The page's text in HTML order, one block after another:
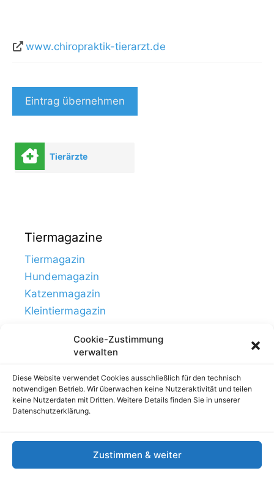
Cookie-Zustimmung
verwalten
Diese Website verwendet Cookies ausschließlich für den technisch
notwendigen Betrieb. Wir überwachen keine Nutzeraktivität und teilen
keine Nutzerdaten mit Dritten. Weitere Details finden Sie in unserer
Datenschutzerklärung.
Zustimmen & weiter
www.chiropraktik-tierarzt.de
Eintrag übernehmen
Tierärzte
Tiermagazine
Tiermagazin
Hundemagazin
Katzenmagazin
Kleintiermagazin